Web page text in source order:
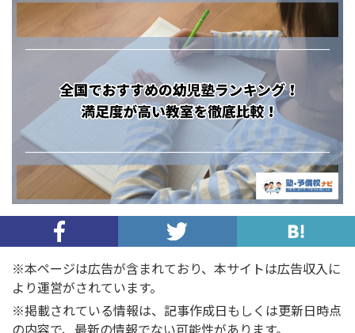
※本ページは広告が含まれており、本サイトは広告収入に
より運営がされています。
※掲載されている情報は、記事作成日もしくは更新日時点